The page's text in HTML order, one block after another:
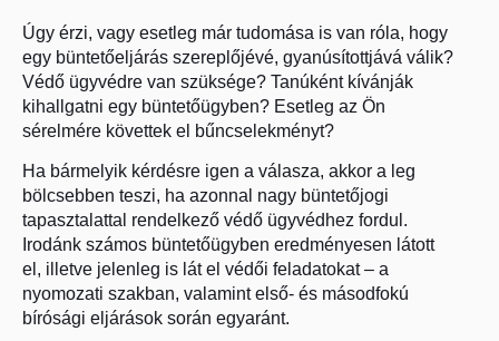
Úgy érzi, vagy esetleg már tudomása is van róla, hogy
egy büntetőeljárás szereplőjévé, gyanúsítottjává válik?
Védő ügyvédre van szüksége? Tanúként kívánják
kihallgatni egy büntetőügyben? Esetleg az Ön
sérelmére követtek el bűncselekményt?
Ha bármelyik kérdésre igen a válasza, akkor a leg
bölcsebben teszi, ha azonnal nagy büntetőjogi
tapasztalattal rendelkező védő ügyvédhez fordul.
Irodánk számos büntetőügyben eredményesen látott
el, illetve jelenleg is lát el védői feladatokat – a
nyomozati szakban, valamint első- és másodfokú
bírósági eljárások során egyaránt.